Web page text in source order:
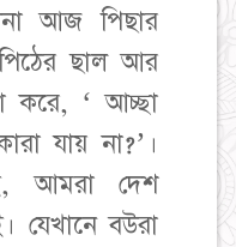
আজ পিছার
ছাল আর
করে, ‘ আচ্ছা
যায় না?’।
আমরা দেশ
যেখানে বউরা